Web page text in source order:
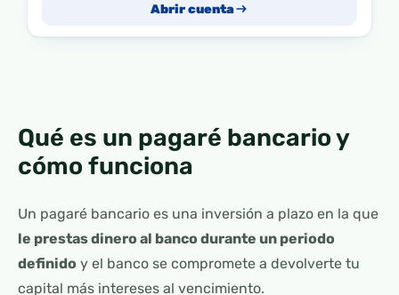
Abrir cuenta
Qué es un pagaré bancario y
cómo funciona
Un pagaré bancario es una inversión a plazo en la que
le prestas dinero al banco durante un periodo
definido y el banco se compromete a devolverte tu
capital más intereses al vencimiento.